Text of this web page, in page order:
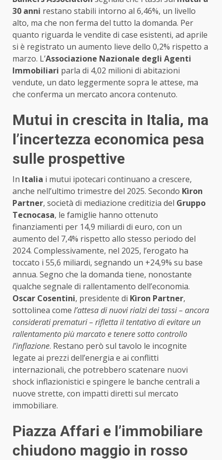
30 anni restano stabili intorno al 6,46%, un livello
alto, ma che non ferma del tutto la domanda. Per
quanto riguarda le vendite di case esistenti, ad aprile
si è registrato un aumento lieve dello 0,2% rispetto a
marzo. L’Associazione Nazionale degli Agenti
Immobiliari parla di 4,02 milioni di abitazioni
vendute, un dato leggermente sopra le attese, ma
che conferma un mercato ancora contenuto.
Mutui in crescita in Italia, ma
l’incertezza economica pesa
sulle prospettive
In Italia i mutui ipotecari continuano a crescere,
anche nell’ultimo trimestre del 2025. Secondo Kìron
Partner, società di mediazione creditizia del Gruppo
Tecnocasa, le famiglie hanno ottenuto
finanziamenti per 14,9 miliardi di euro, con un
aumento del 7,4% rispetto allo stesso periodo del
2024. Complessivamente, nel 2025, l’erogato ha
toccato i 55,6 miliardi, segnando un +24,9% su base
annua. Segno che la domanda tiene, nonostante
qualche segnale di rallentamento dell’economia.
Oscar Cosentini, presidente di Kìron Partner,
sottolinea come l’attesa di nuovi rialzi dei tassi – ancora
considerati prematuri – rifletta il tentativo di evitare un
rallentamento più marcato e tenere sotto controllo
l’inflazione. Restano però sul tavolo le incognite
legate ai prezzi dell’energia e ai conflitti
internazionali, che potrebbero scatenare nuovi
shock inflazionistici e spingere le banche centrali a
nuove strette, con impatti diretti sul mercato
immobiliare.
Piazza Affari e l’immobiliare
chiudono maggio in rosso